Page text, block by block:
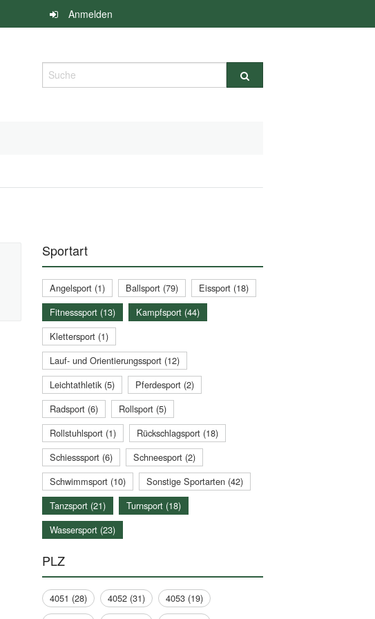
Anmelden
Suche
Sportart
Angelsport (1) Ballsport (79)
Eissport (18)
Fitnesssport (13)
Kampfsport (44)
Klettersport (1)
Lauf- und Orientierungssport (12)
Leichtathletik (5)
Pferdesport (2)
Radsport (6)
Rollsport (5)
Rollstuhlsport (1)
Rückschlagsport (18)
Schiesssport (6)
Schneesport (2)
Schwimmsport (10)
Sonstige Sportarten (42)
Tanzsport (21)
Turnsport (18)
Wassersport (23)
PLZ
4051 (28) 4052 (31)
4053 (19)